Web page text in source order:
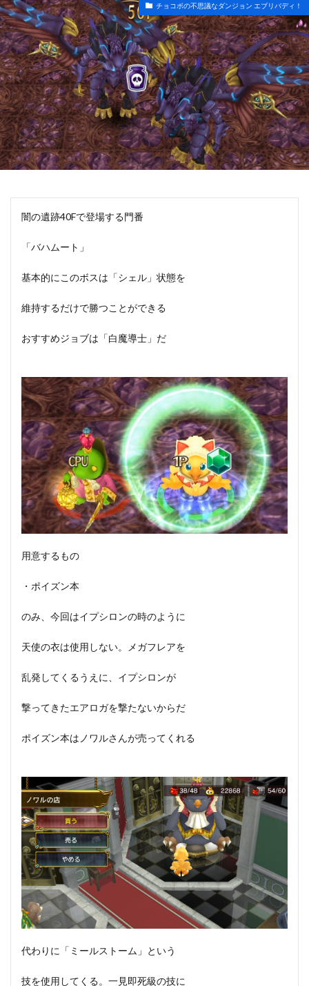
チョコボの不思議なダンジョン エブリバディ！
闇の遺跡40Fで登場する門番
「バハムート」
基本的にこのボスは「シェル」状態を
維持するだけで勝つことができる
おすすめジョブは「白魔導士」だ
用意するもの
・ポイズン本
のみ、今回はイプシロンの時のように
天使の衣は使用しない。メガフレアを
乱発してくるうえに、イプシロンが
撃ってきたエアロガを撃たないからだ
ポイズン本はノワルさんが売ってくれる
代わりに「ミールストーム」という
技を使用してくる。一見即死級の技に